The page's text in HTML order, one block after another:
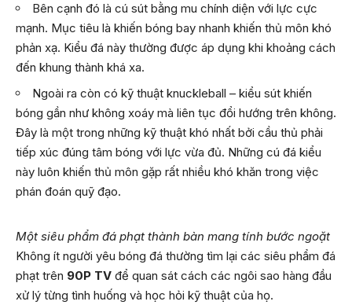
Bên cạnh đó là cú sút bằng mu chính diện với lực cực
mạnh. Mục tiêu là khiến bóng bay nhanh khiến thủ môn khó
phản xạ. Kiểu đá này thường được áp dụng khi khoảng cách
đến khung thành khá xa.
Ngoài ra còn có kỹ thuật knuckleball – kiểu sút khiến
bóng gần như không xoáy mà liên tục đổi hướng trên không.
Đây là một trong những kỹ thuật khó nhất bởi cầu thủ phải
tiếp xúc đúng tâm bóng với lực vừa đủ. Những cú đá kiểu
này luôn khiến thủ môn gặp rất nhiều khó khăn trong việc
phán đoán quỹ đạo.
Một siêu phẩm đá phạt thành bàn mang tính bước ngoặt
Không ít người yêu bóng đá thường tìm lại các siêu phẩm đá
phạt trên 90P TV để quan sát cách các ngôi sao hàng đầu
xử lý từng tình huống và học hỏi kỹ thuật của họ.